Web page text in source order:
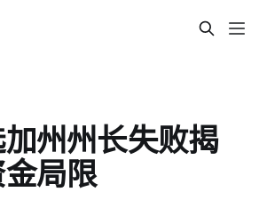
州州长失败揭
局限